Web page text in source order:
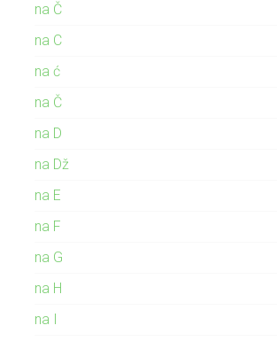
na Č
na C
na ć
na Č
na D
na Dž
na E
na F
na G
na H
na I